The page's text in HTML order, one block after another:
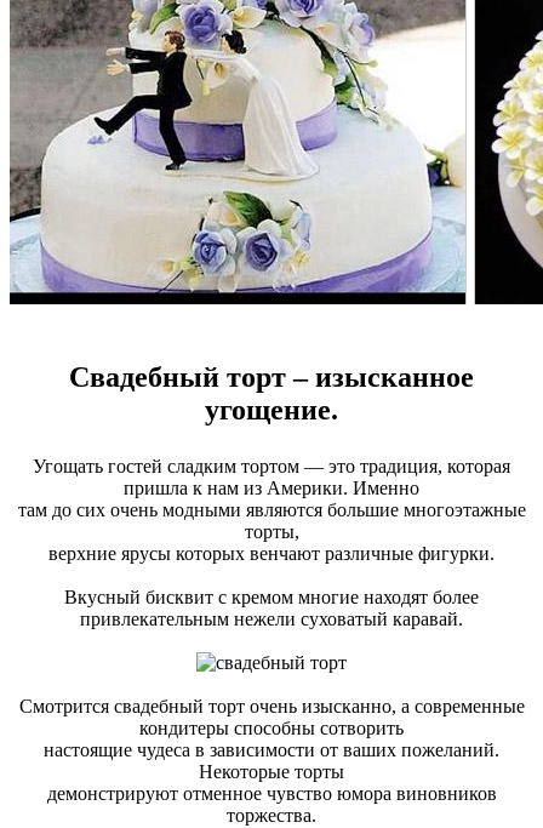
Свадебный торт – изысканное
угощение.
Угощать гостей сладким тортом — это традиция, которая
пришла к нам из Америки. Именно
там до сих очень модными являются большие многоэтажные
торты,
верхние ярусы которых венчают различные фигурки.
Вкусный бисквит с кремом многие находят более
привлекательным нежели суховатый каравай.
Смотрится свадебный торт очень изысканно, а современные
кондитеры способны сотворить
настоящие чудеса в зависимости от ваших пожеланий.
Некоторые торты
демонстрируют отменное чувство юмора виновников
торжества.